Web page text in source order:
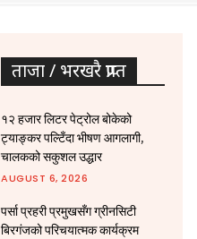
ताजा / भरखरै प्राप्त
१२ हजार लिटर पेट्रोल बोकेको
ट्याङ्कर पल्टिँदा भीषण आगलागी,
चालकको सकुशल उद्धार
AUGUST 6, 2026
पर्सा प्रहरी प्रमुखसँग ग्रीनसिटी
बिरगंजको परिचयात्मक कार्यक्रम